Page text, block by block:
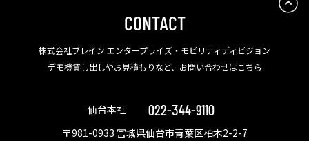
CONTACT
株式会社ブレイン エンタープライズ・モビリティディビジョン
デモ機貸し出しやお見積もりなど、お問い合わせはこちら
仙台本社 022-344-9110
〒981-0933 宮城県仙台市青葉区柏木2-2-7